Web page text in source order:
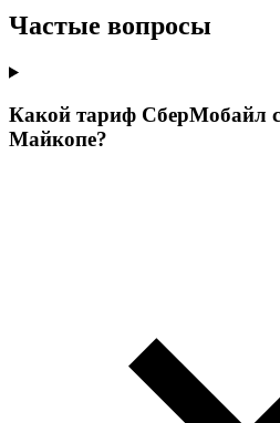
Частые вопросы
Какой тариф СберМобайл
Майкопе?